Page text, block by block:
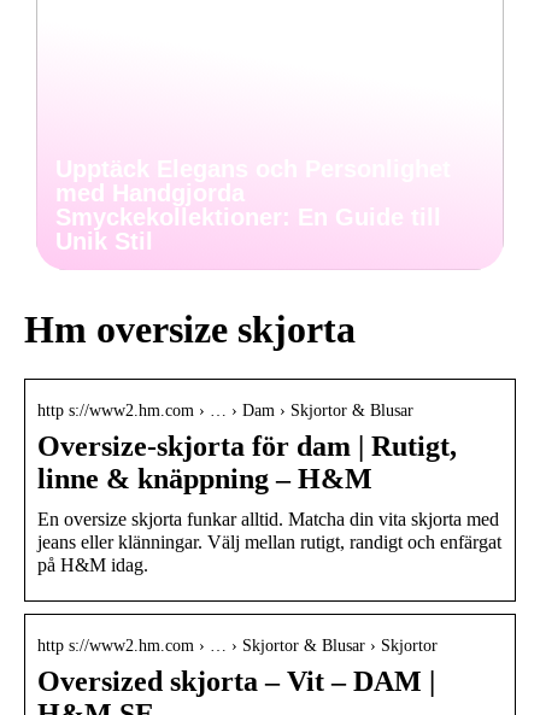
Upptäck Elegans och Personlighet
med Handgjorda
Smyckekollektioner: En Guide till
Unik Stil
Hm oversize skjorta
http s://www2.hm.com › … › Dam › Skjortor & Blusar
Oversize-skjorta för dam | Rutigt,
linne & knäppning – H&M
En oversize skjorta funkar alltid. Matcha din vita skjorta med
jeans eller klänningar. Välj mellan rutigt, randigt och enfärgat
på H&M idag.
http s://www2.hm.com › … › Skjortor & Blusar › Skjortor
Oversized skjorta – Vit – DAM |